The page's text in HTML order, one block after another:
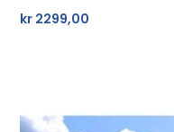
kr 2299,00